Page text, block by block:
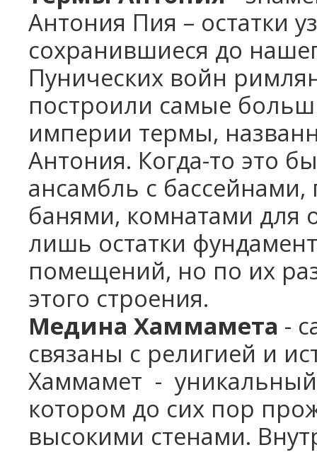
Антония Пия – остатки
сохранившиеся до
Пунических войн
построили самые
империи термы,
Антония. Когда-то это
ансамбль с
банями, комнатами для
лишь остатки
помещений, но по их
этого строения.
Медина Хаммамета -
связаны с религией и
Хаммамет - уникальный
котором до сих пор
высокими стенами.